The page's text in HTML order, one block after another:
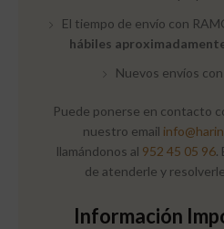
El tiempo de envío con
hábiles
Nuevos envíos con
Puede ponerse en contacto
nuestro email
llamándonos al 952 45 05 96.
de atenderle y
Información